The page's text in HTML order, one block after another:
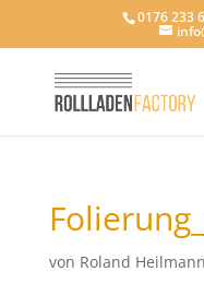
0176 233
von Roland Heilmann